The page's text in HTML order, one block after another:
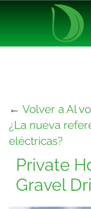
← Volver a Al
¿La nueva
eléctricas?
Private
Gravel